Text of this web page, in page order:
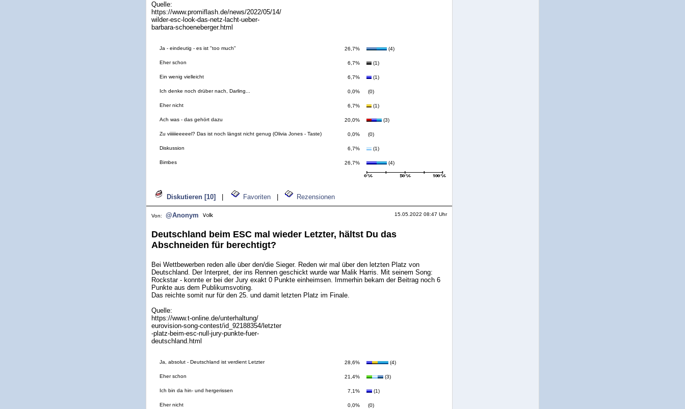
Quelle:
https://www.promiflash.de/news/2022/05/14/
wilder-esc-look-das-netz-lacht-ueber-
barbara-schoeneberger.html
Ja - eindeutig - es ist "too much" 26,7% (4)
Eher schon 6,7% (1)
Ein wenig vielleicht 6,7% (1)
Ich denke noch drüber nach, Darling... 0,0% (0)
Eher nicht 6,7% (1)
Ach was - das gehört dazu 20,0% (3)
Zu viiiiiieeeeel? Das ist noch längst nicht genug (Olivia Jones - Taste) 0,0% (0)
Diskussion 6,7% (1)
Bimbes 26,7% (4)
Diskutieren [10] Favoriten Rezensionen
Von: @Anonym 15.05.2022 08:47 Uhr
Deutschland beim ESC mal wieder Letzter, hältst Du das
Abschneiden für berechtigt?
Bei Wettbewerben reden alle über den/die Sieger. Reden wir mal über den letzten Platz von
Deutschland. Der Interpret, der ins Rennen geschickt wurde war Malik Harris. Mit seinem Song:
Rockstar - konnte er bei der Jury exakt 0 Punkte einheimsen. Immerhin bekam der Beitrag noch 6
Punkte aus dem Publikumsvoting.
Das reichte somit nur für den 25. und damit letzten Platz im Finale.
Quelle:
https://www.t-online.de/unterhaltung/
eurovision-song-contest/id_92188354/letzter
-platz-beim-esc-null-jury-punkte-fuer-
deutschland.html
Ja, absolut - Deutschland ist verdient Letzter 28,6% (4)
Eher schon 21,4% (3)
Ich bin da hin- und hergerissen 7,1% (1)
Eher nicht 0,0% (0)